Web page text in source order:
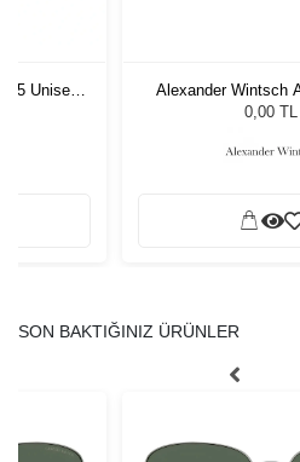
55 Unisex
Alexander Wintsch
0,00 TL
SON BAKTIĞINIZ ÜRÜNLER